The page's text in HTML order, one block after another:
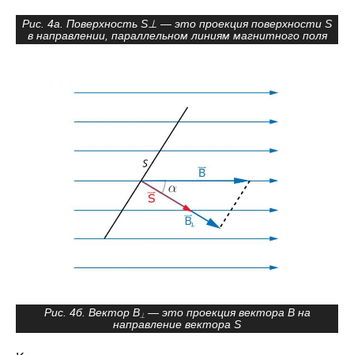
Рис. 4а. Поверхность S⊥ — это проекция поверхности S
в направлении, параллельном линиям магнитного поля
Рис. 4б. Вектор B⟂ — это проекция вектора B на
направление вектора S